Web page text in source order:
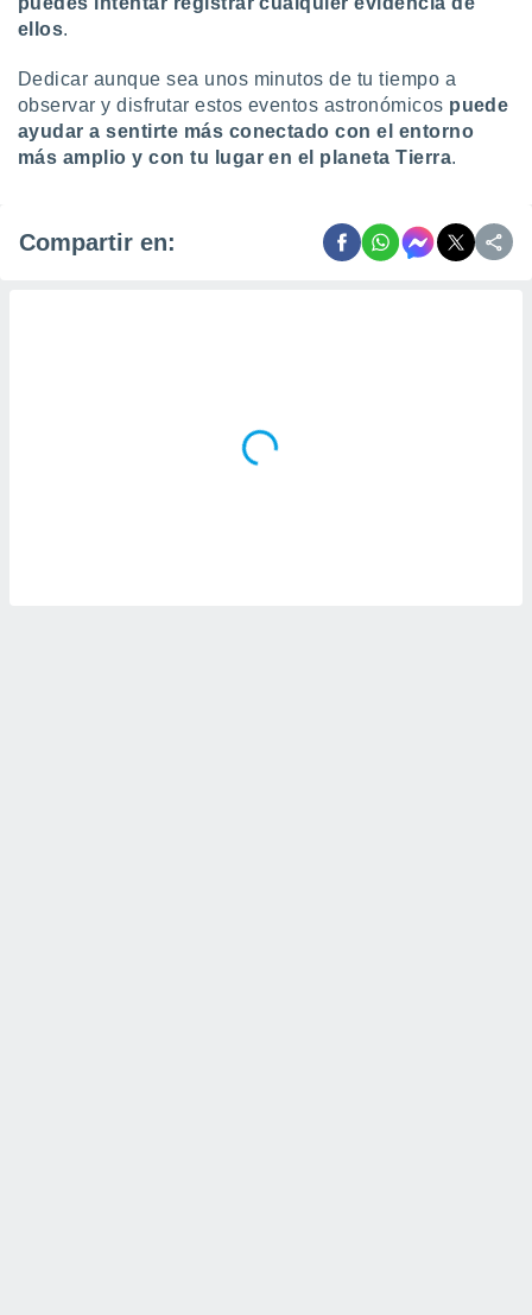
ellos.
Dedicar aunque sea unos minutos de tu tiempo a
observar y disfrutar estos eventos astronómicos puede
ayudar a sentirte más conectado con el entorno
más amplio y con tu lugar en el planeta Tierra.
Compartir en: